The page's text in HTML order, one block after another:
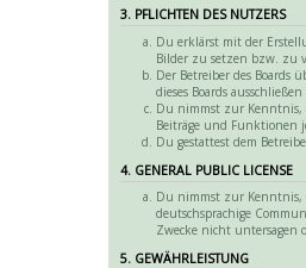
3. PFLICHTEN DES NUTZERS
Du erklärst mit der
Bilder zu setzen bzw. zu
Der Betreiber des Boards
dieses Boards
Du nimmst zur Kenntnis,
Beiträge und Funktionen
Du gestattest dem
4. GENERAL PUBLIC LICENSE
Du nimmst zur Kenntnis,
deutschsprachige
Zwecke nicht untersagen
5. GEWÄHRLEISTUNG